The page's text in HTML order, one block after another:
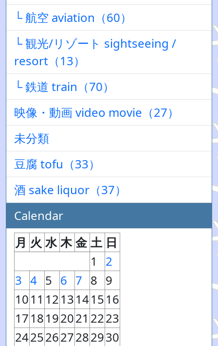
└ 航空 aviation（60）
└ 観光/リゾート sightseeing /
resort（13）
└ 鉄道 train（70）
映像・動画 video movie（27）
未分類
豆腐 tofu（33）
酒 sake liquor（37）
Calendar
月 火 水 木 金 土 日
1
2
3 4 5 6 7 8 9
1011 1213141516
1718192021 2223
24252627282930